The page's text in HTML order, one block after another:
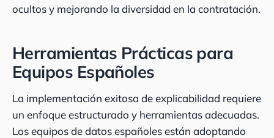
ocultos y mejorando la diversidad en la contratación.
Herramientas Prácticas para
Equipos Españoles
La implementación exitosa de explicabilidad requiere
un enfoque estructurado y herramientas adecuadas.
Los equipos de datos españoles están adoptando